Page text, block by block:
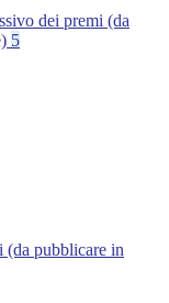
dei premi (da
5
pubblicare in